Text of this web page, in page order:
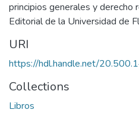
principios generales y
Editorial de la Universidad de
URI
https://hdl.handle.net/
Collections
Libros